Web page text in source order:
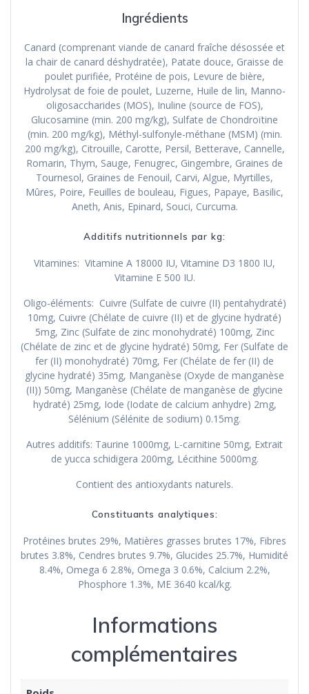
Ingrédients
Canard (comprenant viande de canard fraîche désossée et
la chair de canard déshydratée), Patate douce, Graisse de
poulet purifiée, Protéine de pois, Levure de bière,
Hydrolysat de foie de poulet, Luzerne, Huile de lin, Manno-
oligosaccharides (MOS), Inuline (source de FOS),
Glucosamine (min. 200 mg/kg), Sulfate de Chondroïtine
(min. 200 mg/kg), Méthyl-sulfonyle-méthane (MSM) (min.
200 mg/kg), Citrouille, Carotte, Persil, Betterave, Cannelle,
Romarin, Thym, Sauge, Fenugrec, Gingembre, Graines de
Tournesol, Graines de Fenouil, Carvi, Algue, Myrtilles,
Mûres, Poire, Feuilles de bouleau, Figues, Papaye, Basilic,
Aneth, Anis, Epinard, Souci, Curcuma.
Additifs nutritionnels par kg:
Vitamines: Vitamine A 18000 IU, Vitamine D3 1800 IU,
Vitamine E 500 IU.
Oligo-éléments: Cuivre (Sulfate de cuivre (II) pentahydraté)
10mg, Cuivre (Chélate de cuivre (II) et de glycine hydraté)
5mg, Zinc (Sulfate de zinc monohydraté) 100mg, Zinc
(Chélate de zinc et de glycine hydraté) 50mg, Fer (Sulfate de
fer (II) monohydraté) 70mg, Fer (Chélate de fer (II) de
glycine hydraté) 35mg, Manganèse (Oxyde de manganèse
(II)) 50mg, Manganèse (Chélate de manganèse de glycine
hydraté) 25mg, Iode (Iodate de calcium anhydre) 2mg,
Sélénium (Sélénite de sodium) 0.15mg.
Autres additifs: Taurine 1000mg, L-carnitine 50mg, Extrait
de yucca schidigera 200mg, Lécithine 5000mg.
Contient des antioxydants naturels.
Constituants analytiques:
Protéines brutes 29%, Matières grasses brutes 17%, Fibres
brutes 3.8%, Cendres brutes 9.7%, Glucides 25.7%, Humidité
8.4%, Omega 6 2.8%, Omega 3 0.6%, Calcium 2.2%,
Phosphore 1.3%, ME 3640 kcal/kg.
Informations
complémentaires